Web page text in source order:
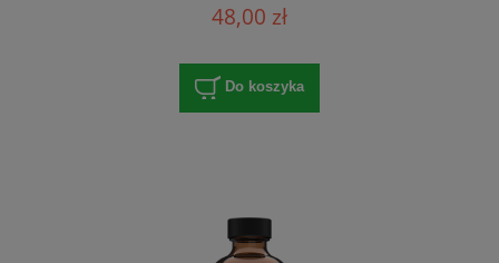
48,00 zł
Do koszyka